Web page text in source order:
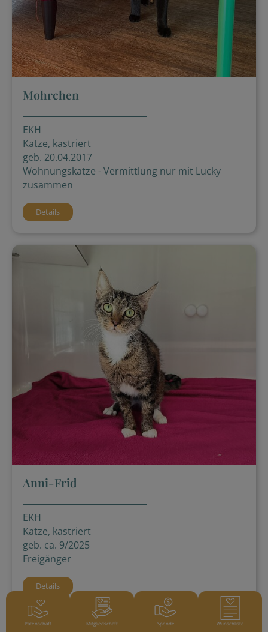
Mohrchen
EKH
Katze, kastriert
geb. 20.04.2017
Wohnungskatze - Vermittlung nur mit Lucky
zusammen
Details
Anni-Frid
EKH
Katze, kastriert
geb. ca. 9/2025
Freigänger
Details
Patenschaft Mitgliedschaft Spende Wunschliste